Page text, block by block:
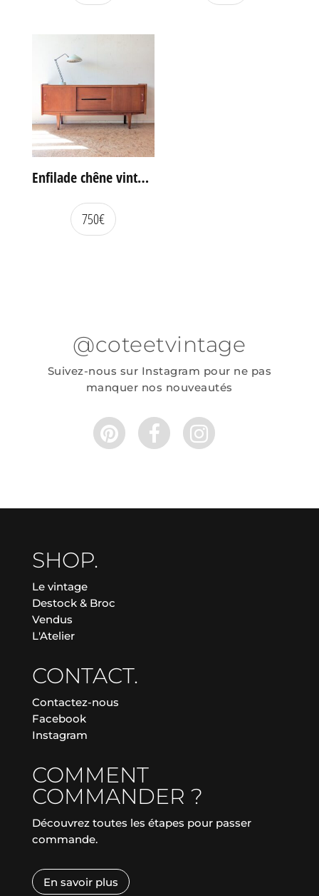
Enfilade chêne vintage portes coulissantes
750€
@coteetvintage
Suivez-nous sur Instagram pour ne pas
manquer nos nouveautés
SHOP.
Le vintage
Destock & Broc
Vendus
L'Atelier
CONTACT.
Contactez-nous
Facebook
Instagram
COMMENT
COMMANDER ?
Découvrez toutes les étapes pour passer
commande.
En savoir plus